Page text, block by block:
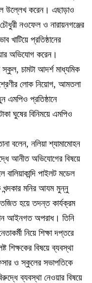
উল্লেখ করেন। এছাড়াও
চৌধুরী নওফেল ও নারায়নগঞ্জের
খাটিয়ে প্রতিষ্ঠানের
অভিযোগ করেন।
চামটা আদর্শ মাধ্যমিক
শ্রেণীর লোক নিয়োগ, আমতলা
এমপিও প্রতিষ্ঠানে
ঘুষের বিনিময়ে এমপিও
বলেন, নলিয়া শ্যামামোহন
আনীত অভিযোগের বিষয়ে
পাইলট মডেল
খন্দকার মনির আযম মুন্নু
হয়ে তদন্ত কার্যক্রম
আইনগত অপরাধ। তিনি
নিয়ে শিক্ষা দপ্তরে
শিক্ষকের বিষয়ে ব্যবস্থা
ও স্কুলের সভাপতিকে
ব্যবস্থা নেওয়ার বিষয়ে